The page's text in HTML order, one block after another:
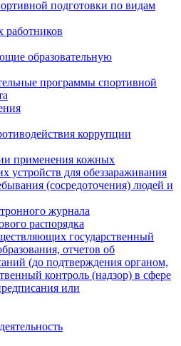
подготовки по видам
работников
образовательную
программы спортивной
коррупции
применения кожных
устройств для обеззараживания
(сосредоточения) людей и
журнала
распорядка
государственный
отчетов об
(до подтверждения органом,
контроль (надзор) в сфере
или